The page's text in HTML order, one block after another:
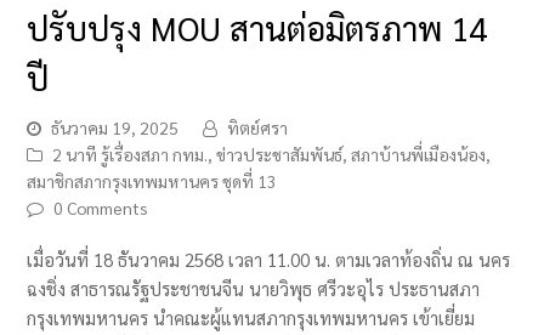
ปรับปรุง MOU สานต่อมิตรภาพ 14
ปี
ธันวาคม 19, 2025
ทิตย์ศรา
2 นาที รู้เรื่องสภา กทม., ข่าวประชาสัมพันธ์, สภาบ้านพี่เมืองน้อง,
สมาชิกสภากรุงเทพมหานคร ชุดที่ 13
0 Comments
เมื่อวันที่ 18 ธันวาคม 2568 เวลา 11.00 น. ตามเวลาท้องถิ่น ณ นคร
ฉงชิ่ง สาธารณรัฐประชาชนจีน นายวิพุธ ศรีวะอุไร ประธานสภา
กรุงเทพมหานคร นำคณะผู้แทนสภากรุงเทพมหานคร เข้าเยี่ยม